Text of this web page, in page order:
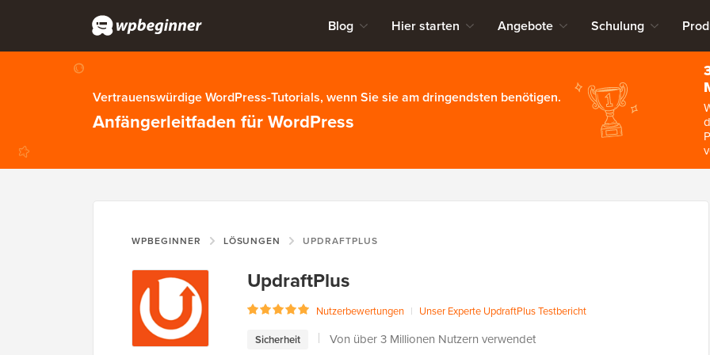
Blog Hier starten Angebote Schulung
Vertrauenswürdige WordPress-Tutorials, wenn Sie sie am dringendsten benötigen.
Anfängerleitfaden für WordPress
WPBEGINNER LÖSUNGEN UPDRAFTPLUS
UpdraftPlus
Nutzerbewertungen | Unser Experte UpdraftPlus Testbericht
Sicherheit
Von über 3 Millionen Nutzern verwendet